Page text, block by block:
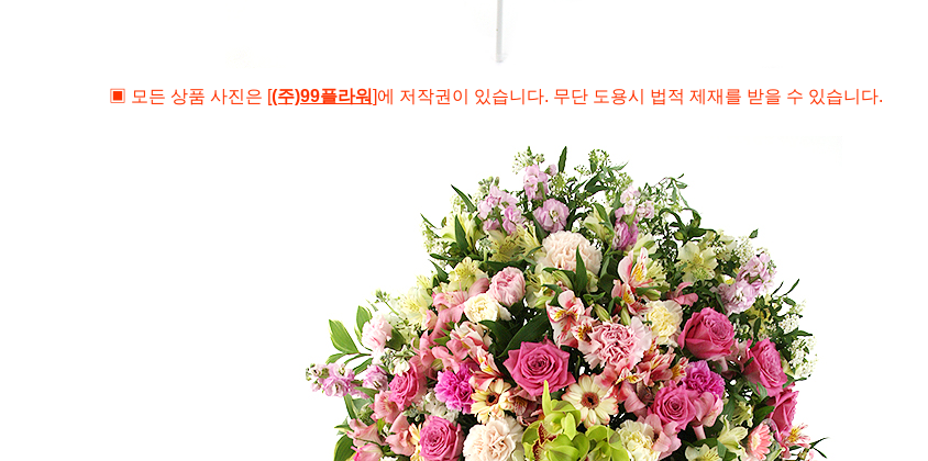
▣ 모든 상품 사진은 [(주)99플라워]에 저작권이 있습니다. 무단 도용시 법적 제재를 받을 수 있습니다.